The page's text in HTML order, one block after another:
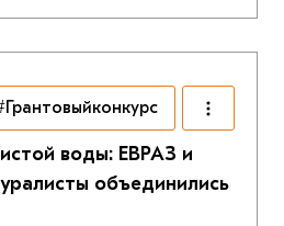
воды: ЕВРАЗ и
объединились